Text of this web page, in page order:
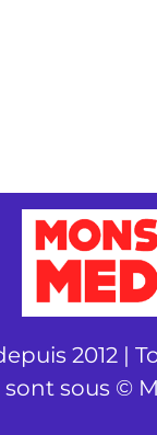
2012 |
sont sous ©